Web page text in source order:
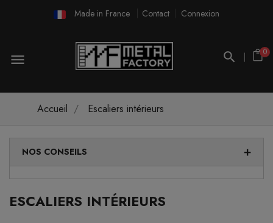
Made in France Contact Connexion
menu 0
Accueil Escaliers intérieurs
NOS CONSEILS
ESCALIERS INTÉRIEURS